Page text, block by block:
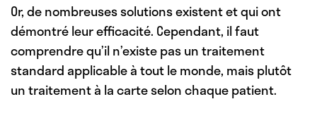
Or, denombreuses solutionsexistent et qui ont
démontré leur efficacité. Cependant, il faut
comprendre qu’il n’existe pas un traitement
standard applicable à tout le monde, mais plutôt
un traitement à la carte selon chaque patient.